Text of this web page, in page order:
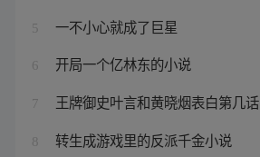
5 一不小心就成了巨星
6 开局一个亿林东的小说
7 王牌御史叶言和黄晓烟表白第几话
8 转生成游戏里的反派千金小说